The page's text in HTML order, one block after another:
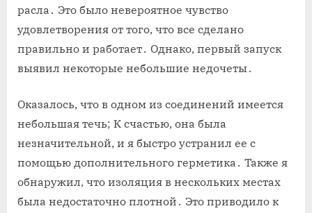
расла․ Это было невероятное чувство
удовлетворения от того, что все сделано
правильно и работает․ Однако, первый запуск
выявил некоторые небольшие недочеты․
Оказалось, что в одном из соединений имеется
небольшая течь; К счастью, она была
незначительной, и я быстро устранил ее с
помощью дополнительного герметика․ Также я
обнаружил, что изоляция в нескольких местах
была недостаточно плотной․ Это приводило к